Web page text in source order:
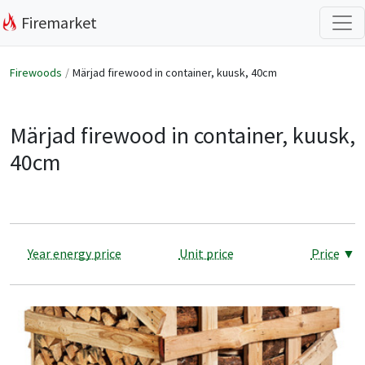
Firemarket
Firewoods Märjad firewood in container, kuusk, 40cm
Märjad firewood in container, kuusk,
40cm
Year energy price Unit price Price ▼